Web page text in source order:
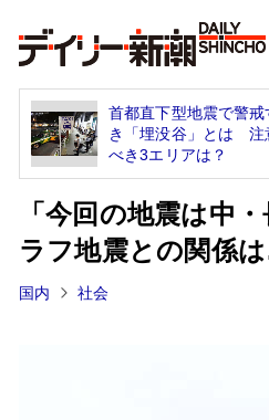
首都直下型地震で警戒
き「埋没谷」とは 注
べき3エリアは？
「今回の地震は中
ラフ地震との関係
国内 社会